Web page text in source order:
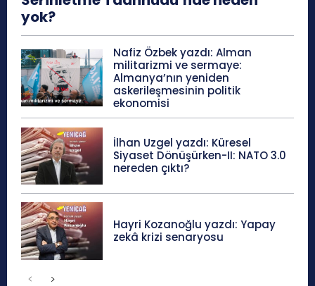
yok?
Nafiz Özbek yazdı: Alman
militarizmi ve sermaye:
Almanya’nın yeniden
askerileşmesinin politik
ekonomisi
İlhan Uzgel yazdı: Küresel
Siyaset Dönüşürken-II: NATO 3.0
nereden çıktı?
Hayri Kozanoğlu yazdı: Yapay
zekâ krizi senaryosu